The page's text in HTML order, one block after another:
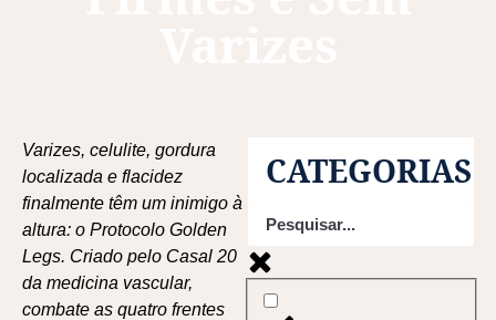
Varizes, celulite, gordura
localizada e flacidez
finalmente têm um inimigo à
altura: o Protocolo Golden
Legs. Criado pelo Casal 20
da medicina vascular,
combate as quatro frentes
CATEGORIAS